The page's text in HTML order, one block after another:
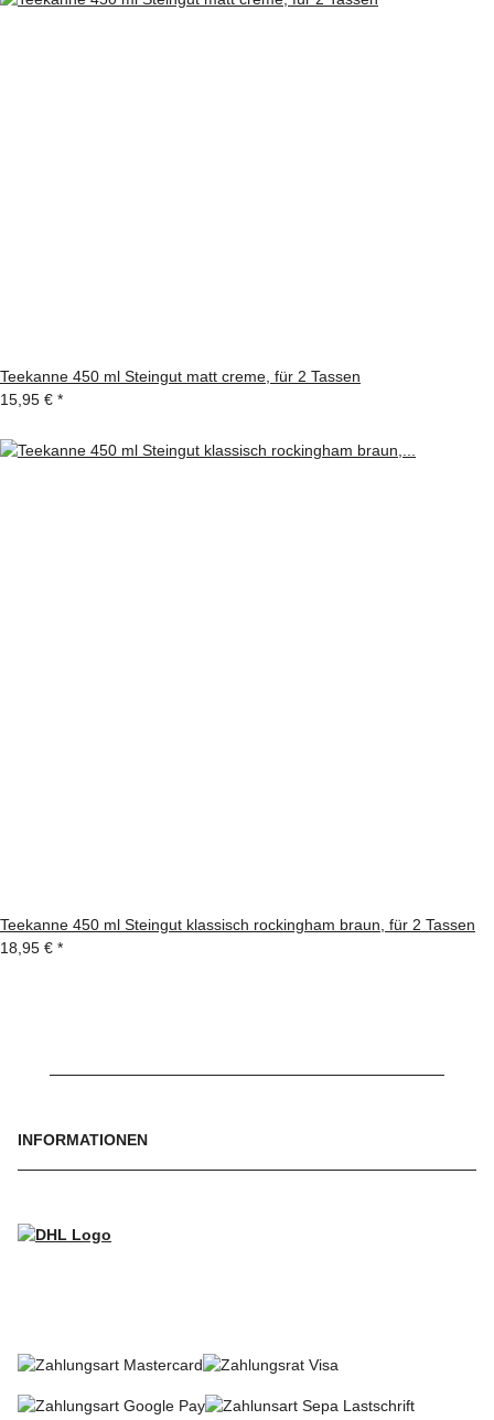
Teekanne 450 ml Steingut matt creme, für 2 Tassen
15,95 € *
Teekanne 450 ml Steingut klassisch rockingham braun, für 2 Tassen
18,95 € *
INFORMATIONEN